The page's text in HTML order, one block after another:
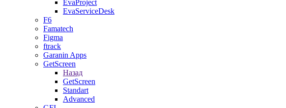
EvaProject
EvaServiceDesk
F6
Famatech
Figma
ftrack
Garanin Apps
GetScreen
Назад
GetScreen
Standart
Advanced